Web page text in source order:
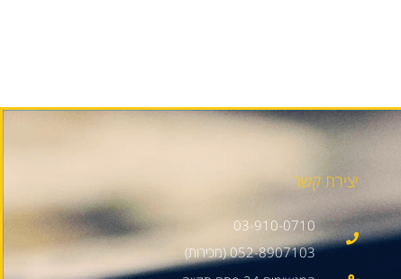
יצירת קשר
03-910-0710
052-8907103 (מכירות)